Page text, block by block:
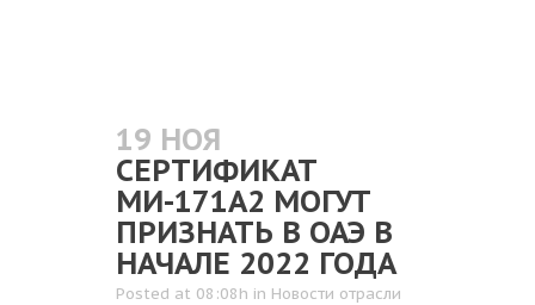
19 НОЯ
СЕРТИФИКАТ
МИ-171А2 МОГУТ
ПРИЗНАТЬ В ОАЭ В
НАЧАЛЕ 2022 ГОДА
Posted at 08:08h in Новости отрасли